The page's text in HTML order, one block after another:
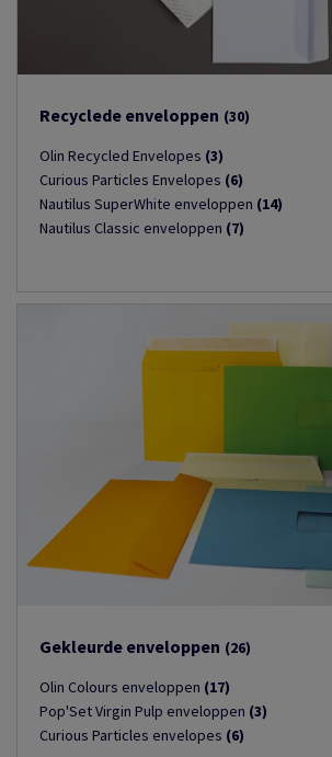
Recyclede enveloppen (30)
Olin Recycled Envelopes (3)
Curious Particles Envelopes (6)
Nautilus SuperWhite enveloppen (14)
Nautilus Classic enveloppen (7)
Gekleurde enveloppen (26)
Olin Colours enveloppen (17)
Pop'Set Virgin Pulp enveloppen (3)
Curious Particles envelopes (6)